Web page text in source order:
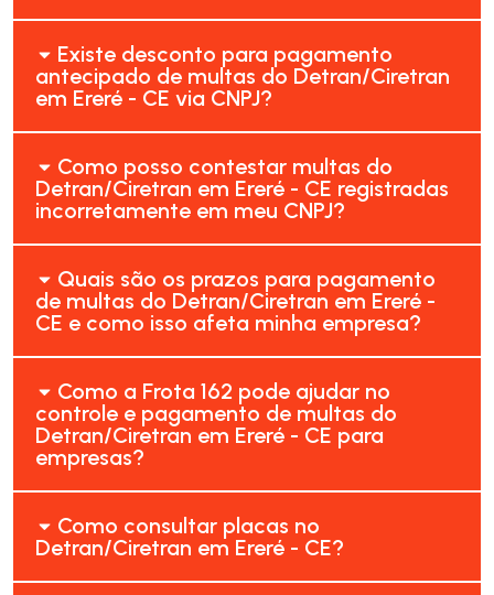
Existe desconto para pagamento
antecipado de multas do Detran/Ciretran
em Ereré - CE via CNPJ?
Como posso contestar multas do
Detran/Ciretran em Ereré - CE registradas
incorretamente em meu CNPJ?
Quais são os prazos para pagamento
de multas do Detran/Ciretran em Ereré -
CE e como isso afeta minha empresa?
Como a Frota 162 pode ajudar no
controle e pagamento de multas do
Detran/Ciretran em Ereré - CE para
empresas?
Como consultar placas no
Detran/Ciretran em Ereré - CE?